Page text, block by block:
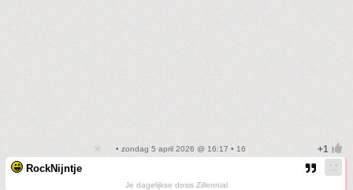
• zondag 5 april 2026 @ 16:17 • 16
RockNijntje
Je dagelijkse dosis Zillennial